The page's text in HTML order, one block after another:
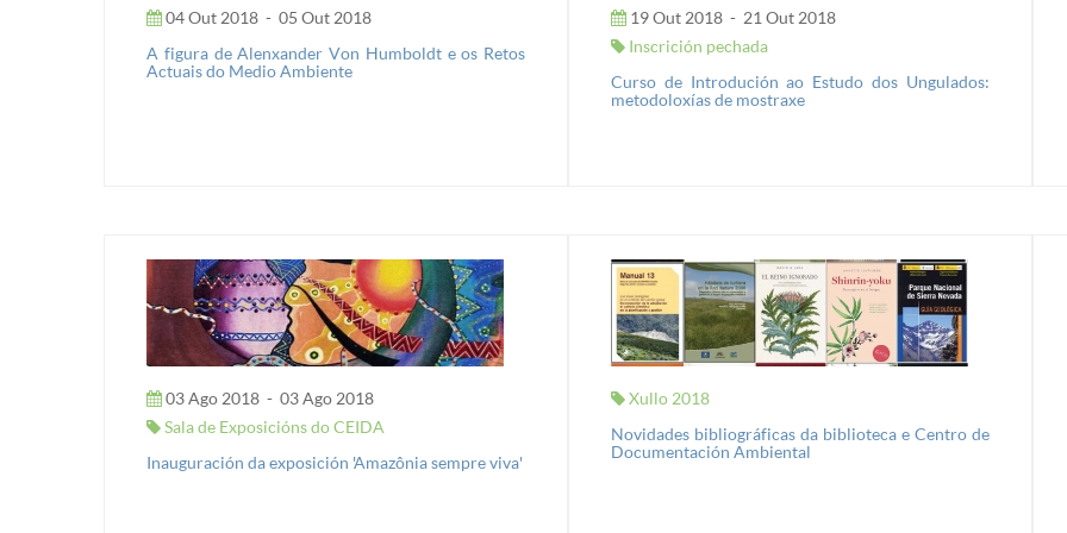
04 Out 2018 - 05 Out 2018
A figura de Alenxander Von Humboldt e os Retos
Actuais do Medio Ambiente
19 Out 2018 - 21 Out 2018
Inscrición pechada
Curso de Introdución ao Estudo dos Ungulados:
metodoloxías de mostraxe
03 Ago 2018 - 03 Ago 2018
Sala de Exposicións do CEIDA
Inauguración da exposición 'Amazônia sempre viva'
Xullo 2018
Novidades bibliográficas da biblioteca e Centro de
Documentación Ambiental